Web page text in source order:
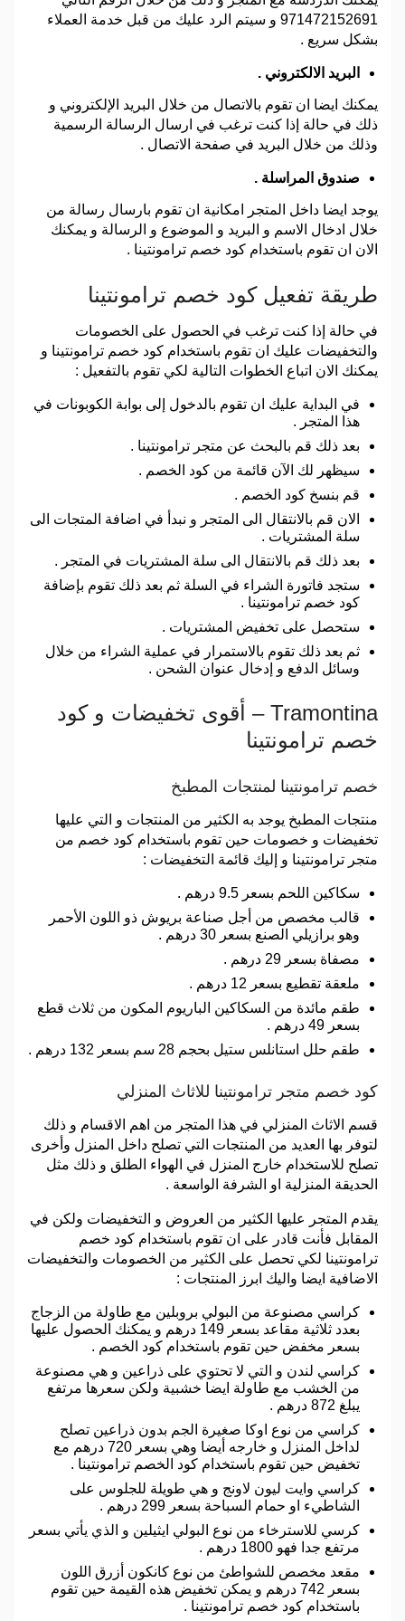
971472152691 و سيتم الرد عليك من قبل خدمة العملاء
بشكل سريع .
البريد الالكتروني .
يمكنك ايضا ان تقوم بالاتصال من خلال البريد الإلكتروني و
ذلك في حالة إذا كنت ترغب في ارسال الرسالة الرسمية
وذلك من خلال البريد في صفحة الاتصال .
صندوق المراسلة .
يوجد ايضا داخل المتجر امكانية ان تقوم بارسال رسالة من
خلال ادخال الاسم و البريد و الموضوع و الرسالة و يمكنك
الان ان تقوم باستخدام كود خصم ترامونتينا .
طريقة تفعيل كود خصم ترامونتينا
في حالة إذا كنت ترغب في الحصول على الخصومات
والتخفيضات عليك ان تقوم باستخدام كود خصم ترامونتينا و
يمكنك الان اتباع الخطوات التالية لكي تقوم بالتفعيل :
في البداية عليك ان تقوم بالدخول إلى بوابة الكوبونات في
هذا المتجر .
بعد ذلك قم بالبحث عن متجر ترامونتينا .
سيظهر لك الآن قائمة من كود الخصم .
قم بنسخ كود الخصم .
الان قم بالانتقال الى المتجر و نبدأ في اضافة المتجات الى
سلة المشتريات .
بعد ذلك قم بالانتقال الى سلة المشتريات في المتجر .
ستجد فاتورة الشراء في السلة ثم بعد ذلك تقوم بإضافة
كود خصم ترامونتينا .
ستحصل على تخفيض المشتريات .
ثم بعد ذلك تقوم بالاستمرار في عملية الشراء من خلال
وسائل الدفع و إدخال عنوان الشحن .
Tramontina – أقوى تخفيضات و كود
خصم ترامونتينا
خصم ترامونتينا لمنتجات المطبخ
منتجات المطبخ يوجد به الكثير من المنتجات و التي عليها
تخفيضات و خصومات حين تقوم باستخدام كود خصم من
متجر ترامونتينا و إليك قائمة التخفيضات :
سكاكين اللحم بسعر 9.5 درهم .
قالب مخصص من أجل صناعة بريوش ذو اللون الأحمر
وهو برازيلي الصنع بسعر 30 درهم .
مصفاة بسعر 29 درهم .
ملعقة تقطيع بسعر 12 درهم .
طقم مائدة من السكاكين الباريوم المكون من ثلاث قطع
بسعر 49 درهم .
طقم حلل استانلس ستيل بحجم 28 سم بسعر 132 درهم .
كود خصم متجر ترامونتينا للاثاث المنزلي
قسم الاثاث المنزلي في هذا المتجر من اهم الاقسام و ذلك
لتوفر بها العديد من المنتجات التي تصلح داخل المنزل وأخرى
تصلح للاستخدام خارج المنزل في الهواء الطلق و ذلك مثل
الحديقة المنزلية او الشرفة الواسعة .
يقدم المتجر عليها الكثير من العروض و التخفيضات ولكن في
المقابل فأنت قادر على ان تقوم باستخدام كود خصم
ترامونتينا لكي تحصل على الكثير من الخصومات والتخفيضات
الاضافية ايضا واليك ابرز المنتجات :
كراسي مصنوعة من البولي بروبلين مع طاولة من الزجاج
بعدد ثلاثية مقاعد بسعر 149 درهم و يمكنك الحصول عليها
بسعر مخفض حين تقوم باستخدام كود الخصم .
كراسي لندن و التي لا تحتوي على ذراعين و هي مصنوعة
من الخشب مع طاولة ايضا خشبية ولكن سعرها مرتفع
يبلغ 872 درهم .
كراسي من نوع اوكا صغيرة الجم بدون ذراعين تصلح
لداخل المنزل و خارجه أيضا وهي بسعر 720 درهم مع
تخفيض حين تقوم باستخدام كود الخصم ترامونتينا .
كراسي وايت ليون لاونج و هي طويلة للجلوس على
الشاطيء او حمام السباحة بسعر 299 درهم .
كرسي للاسترخاء من نوع البولي ايثيلين و الذي يأتي بسعر
مرتفع جدا فهو 1800 درهم .
مقعد مخصص للشواطئ من نوع كانكون أزرق اللون
بسعر 742 درهم و يمكن تخفيض هذه القيمة حين تقوم
باستخدام كود خصم ترامونتينا .